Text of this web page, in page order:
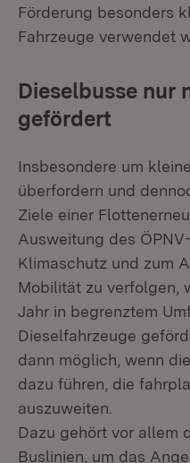
Förderung besonders
Fahrzeuge verwendet
Dieselbusse nur
gefördert
Insbesondere um
überfordern und
Ziele einer
Ausweitung des
Klimaschutz und zum
Mobilität zu verfolgen,
Jahr in begrenztem
Dieselfahrzeuge
dann möglich, wenn
dazu führen, die
auszuweiten.
Dazu gehört vor allem
Buslinien, um das